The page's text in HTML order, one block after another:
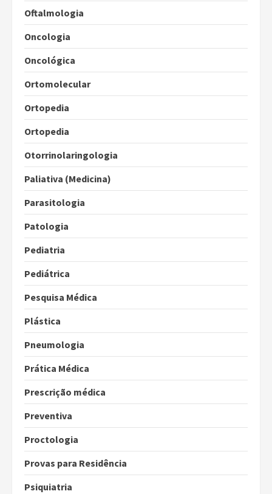
Oftalmologia
Oncologia
Oncológica
Ortomolecular
Ortopedia
Ortopedia
Otorrinolaringologia
Paliativa (Medicina)
Parasitologia
Patologia
Pediatria
Pediátrica
Pesquisa Médica
Plástica
Pneumologia
Prática Médica
Prescrição médica
Preventiva
Proctologia
Provas para Residência
Psiquiatria